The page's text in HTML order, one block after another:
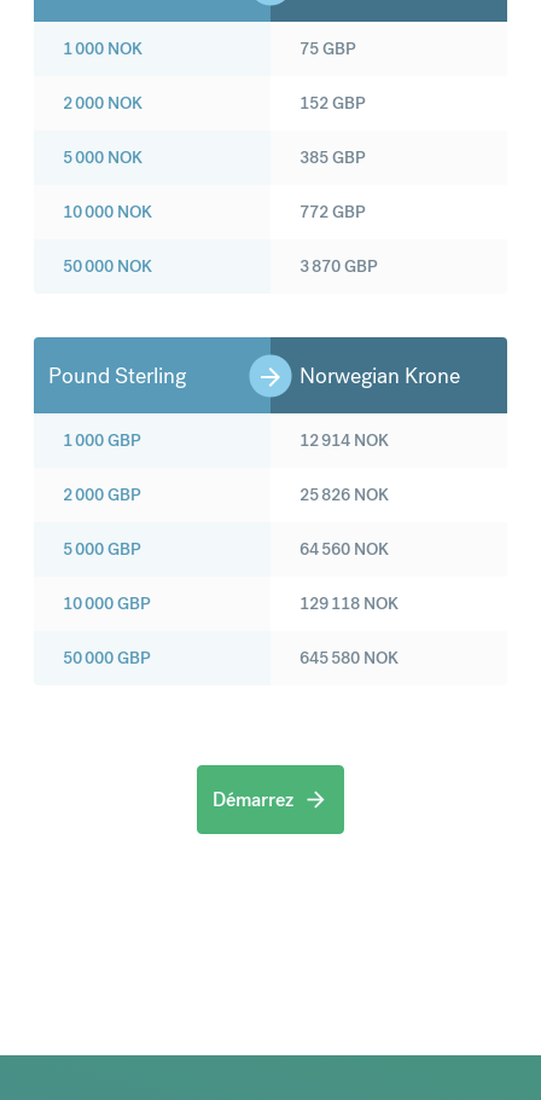
1 000 NOK
2 000 NOK
5 000 NOK
10 000 NOK
50 000 NOK
75GBP
152GBP
385GBP
772GBP
3 870GBP
Pound Sterling Norwegian Krone
1 000GBP
2 000GBP
5 000GBP
10 000GBP
50 000GBP
12 914 NOK
25 826 NOK
64 560 NOK
129 118 NOK
645 580 NOK
Démarrez